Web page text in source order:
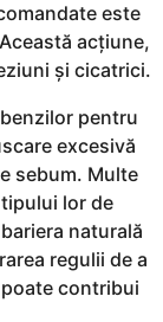
este
acțiune,
și cicatrici.
pentru
excesivă
sebum. Multe
lor de
naturală
regulii de a
contribui